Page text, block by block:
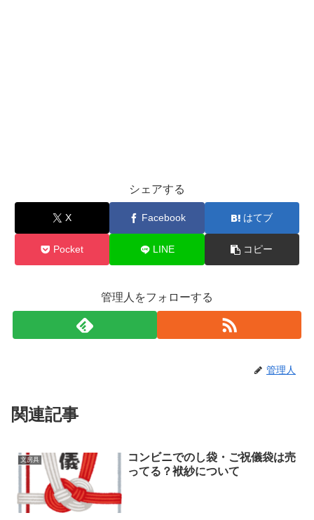
シェアする
X Facebook はてブ
Pocket LINE コピー
管理人をフォローする
管理人
関連記事
文房具
コンビニでのし袋・ご祝儀袋は売
ってる？袱紗について